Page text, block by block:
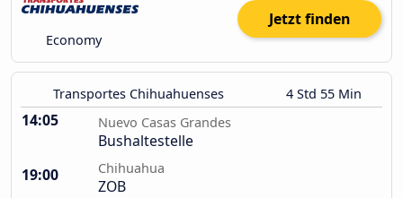
Economy
Jetzt finden
Transportes Chihuahuenses 4 Std 55 Min
14:05 Nuevo Casas Grandes
Bushaltestelle
19:00
Chihuahua
ZOB